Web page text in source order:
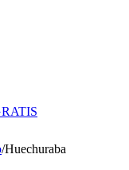
/Huechuraba